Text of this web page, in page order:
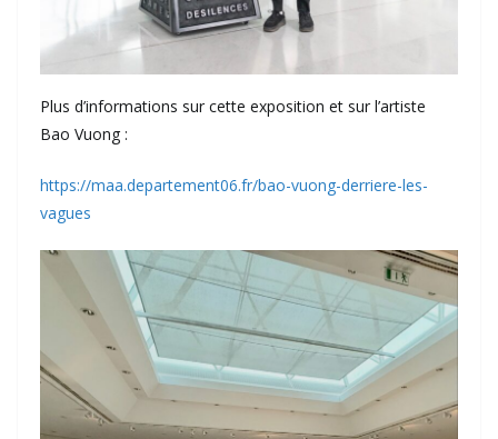
Plus d’informations sur cette exposition et sur l’artiste
Bao Vuong :
https://maa.departement06.fr/bao-vuong-derriere-les-
vagues